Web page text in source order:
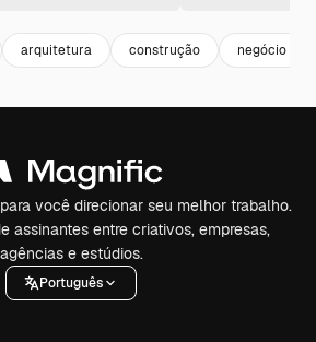
arquitetura construção negócio
você direcionar seu melhor trabalho.
assinantes entre criativos, empresas,
agências e estúdios.
Português